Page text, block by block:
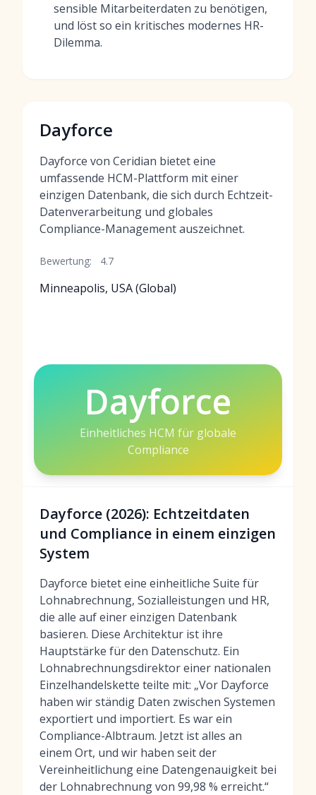
sensible Mitarbeiterdaten zu benötigen,
und löst so ein kritisches modernes HR-
Dilemma.
Dayforce
Dayforce von Ceridian bietet eine
umfassende HCM-Plattform mit einer
einzigen Datenbank, die sich durch Echtzeit-
Datenverarbeitung und globales
Compliance-Management auszeichnet.
Bewertung: 4.7
Minneapolis, USA (Global)
Dayforce
Einheitliches HCM für globale
Compliance
Dayforce (2026): Echtzeitdaten
und Compliance in einem einzigen
System
Dayforce bietet eine einheitliche Suite für
Lohnabrechnung, Sozialleistungen und HR,
die alle auf einer einzigen Datenbank
basieren. Diese Architektur ist ihre
Hauptstärke für den Datenschutz. Ein
Lohnabrechnungsdirektor einer nationalen
Einzelhandelskette teilte mit: „Vor Dayforce
haben wir ständig Daten zwischen Systemen
exportiert und importiert. Es war ein
Compliance-Albtraum. Jetzt ist alles an
einem Ort, und wir haben seit der
Vereinheitlichung eine Datengenauigkeit bei
der Lohnabrechnung von 99,98 % erreicht.“